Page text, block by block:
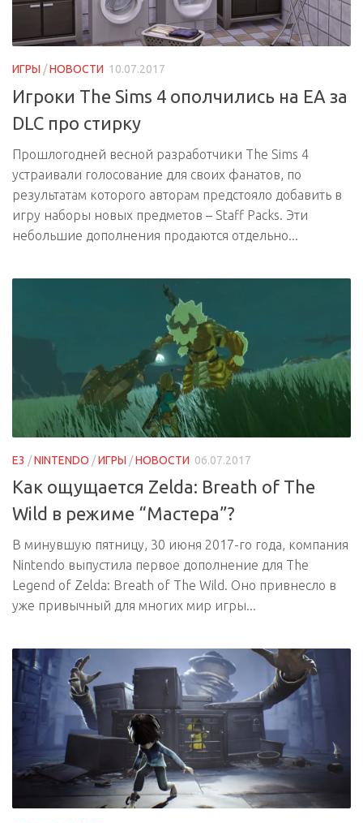
ИГРЫ /НОВОСТИ 10.07.2017
Игроки The Sims 4 ополчились на EA за
DLC про стирку
Прошлогодней весной разработчики The Sims 4
устраивали голосование для своих фанатов, по
результатам которого авторам предстояло добавить в
игру наборы новых предметов – Staff Packs. Эти
небольшие дополнения продаются отдельно...
E3 /NINTENDO /ИГРЫ /НОВОСТИ 06.07.2017
Как ощущается Zelda: Breath of The
Wild в режиме “Мастера”?
В минувшую пятницу, 30 июня 2017-го года, компания
Nintendo выпустила первое дополнение для The
Legend of Zelda: Breath of The Wild. Оно привнесло в
уже привычный для многих мир игры...